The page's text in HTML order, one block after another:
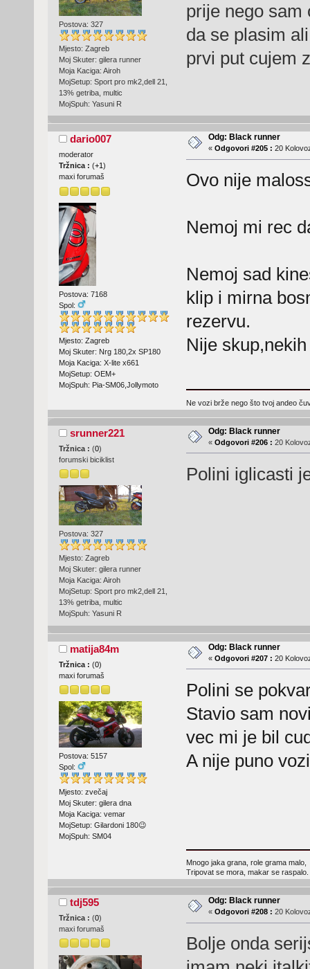
Postova: 327
Mjesto: Zagreb
Moj Skuter: gilera runner
Moja Kaciga: Airoh
MojSetup: Sport pro mk2,dell 21,
13% getriba, multic
MojSpuh: Yasuni R
prije nego sam
da se plasim
prvi put cujem
dario007
moderator
Tržnica : (+1 )
maxi forumaš
Postova: 7168
Spol:
Mjesto: Zagreb
Moj Skuter: Nrg 180,2x SP180
Moja Kaciga: X-lite x661
MojSetup: OEM+
MojSpuh: Pia-SM06,Jollymoto
Odg: Black runner
« Odgovori #205 : 20
Ovo nije
Nemoj mi rec
Nemoj sad
klip i mirna
rezervu.
Nije
Ne vozi brže nego što tvoj andeo
srunner221
Tržnica : (0)
forumski biciklist
Postova: 327
Mjesto: Zagreb
Moj Skuter: gilera runner
Moja Kaciga: Airoh
MojSetup: Sport pro mk2,dell 21,
13% getriba, multic
MojSpuh: Yasuni R
Odg: Black runner
« Odgovori #206 : 20
Polini iglicasti
matija84m
Tržnica : (0)
maxi forumaš
Postova: 5157
Spol:
Mjesto: zvečaj
Moj Skuter: gilera dna
Moja Kaciga: vemar
MojSetup: Gilardoni 180😉
MojSpuh: SM04
Odg: Black runner
« Odgovori #207 : 20
Polini se
Stavio sam
vec mi je bil
A nije puno
Mnogo jaka grana, role grama malo,
Tripovat se mora, makar se raspalo.
tdj595
Tržnica : (0)
maxi forumaš
Odg: Black runner
« Odgovori #208 : 20
Bolje onda